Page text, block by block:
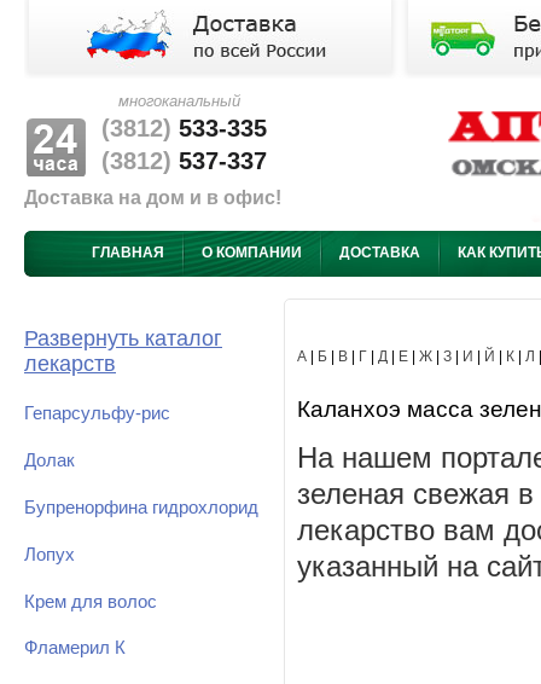
многоканальный
(3812) 533-335
(3812) 537-337
Доставка на дом и в офис!
ГЛАВНАЯ О КОМПАНИИ ДОСТАВКА КАК
Развернуть каталог
лекарств
Гепарсульфу-рис
Долак
Бупренорфина гидрохлорид
Лопух
Крем для волос
Фламерил К
А Б В Г Д Е Ж З И Й К Л
Каланхоэ масса
На нашем
зеленая свежая
лекарство вам
указанный на